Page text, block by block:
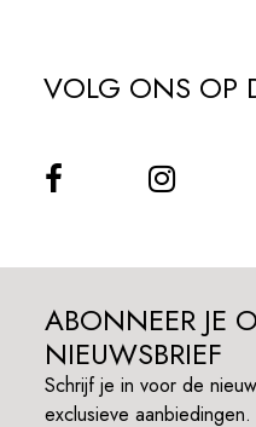
VOLG ONS OP
ABONNEER JE
NIEUWSBRIEF
Schrijf je in voor de
exclusieve aanbiedingen.